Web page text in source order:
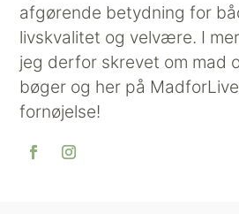
afgørende betydning for
livskvalitet og velvære. I
jeg derfor skrevet om mad
bøger og her på
fornøjelse!